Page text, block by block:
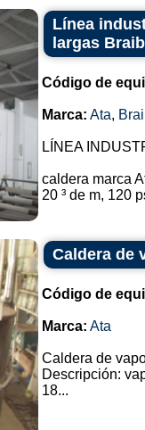
Línea
largas
Código de
Marca: Ata,
LÍNEA
caldera marca
20 ³ de m, 120
Caldera de
Código de
Marca: Ata
Caldera de
Descripción:
18...